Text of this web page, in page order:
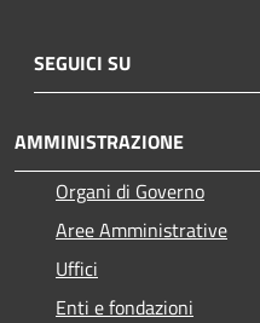
SEGUICI SU
AMMINISTRAZIONE
Organi di Governo
Aree Amministrative
Uffici
Enti e fondazioni